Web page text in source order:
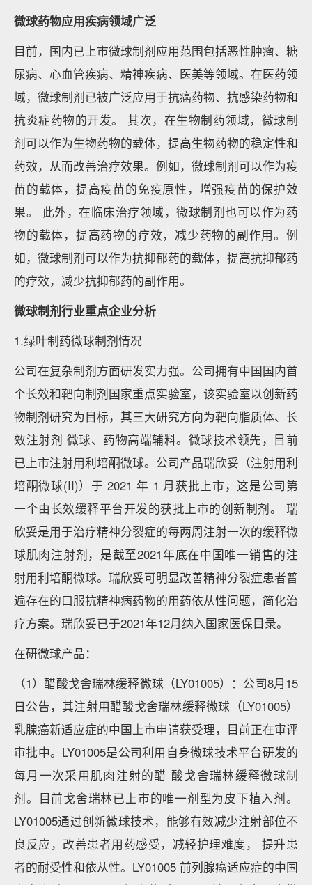
微球药物应用疾病领域广泛
目前，国内已上市微球制剂应用范围包括恶性肿瘤、糖
尿病、心血管疾病、精神疾病、医美等领域。在医药领
域，微球制剂已被广泛应用于抗癌药物、抗感染药物和
抗炎症药物的开发。 其次，在生物制药领域，微球制
剂可以作为生物药物的载体，提高生物药物的稳定性和
药效，从而改善治疗效果。例如，微球制剂可以作为疫
苗的载体，提高疫苗的免疫原性，增强疫苗的保护效
果。 此外，在临床治疗领域，微球制剂也可以作为药
物的载体，提高药物的疗效，减少药物的副作用。例
如，微球制剂可以作为抗抑郁药的载体，提高抗抑郁药
的疗效，减少抗抑郁药的副作用。
微球制剂行业重点企业分析
1.绿叶制药微球制剂情况
公司在复杂制剂方面研发实力强。公司拥有中国国内首
个长效和靶向制剂国家重点实验室，该实验室以创新药
物制剂研究为目标，其三大研究方向为靶向脂质体、长
效注射剂 微球、药物高端辅料。微球技术领先，目前
已上市注射用利培酮微球。公司产品瑞欣妥（注射用利
培酮微球(II)）于 2021 年 1 月获批上市，这是公司第
一个由长效缓释平台开发的获批上市的创新制剂。 瑞
欣妥是用于治疗精神分裂症的每两周注射一次的缓释微
球肌肉注射剂，是截至2021年底在中国唯一销售的注
射用利培酮微球。瑞欣妥可明显改善精神分裂症患者普
遍存在的口服抗精神病药物的用药依从性问题，简化治
疗方案。瑞欣妥已于2021年12月纳入国家医保目录。
在研微球产品：
（1）醋酸戈舍瑞林缓释微球（LY01005）：公司8月15
日公告，其注射用醋酸戈舍瑞林缓释微球（LY01005）
乳腺癌新适应症的中国上市申请获受理，目前正在审评
审批中。LY01005是公司利用自身微球技术平台研发的
每月一次采用肌肉注射的醋 酸戈舍瑞林缓释微球制
剂。目前戈舍瑞林已上市的唯一剂型为皮下植入剂。
LY01005通过创新微球技术，能够有效减少注射部位不
良反应，改善患者用药感受，减轻护理难度， 提升患
者的耐受性和依从性。LY01005 前列腺癌适应症的中国